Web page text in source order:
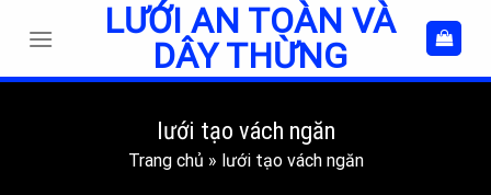
LƯỚI AN TOÀN VÀ
DÂY THỪNG
lưới tạo vách ngăn
Trang chủ » lưới tạo vách ngăn